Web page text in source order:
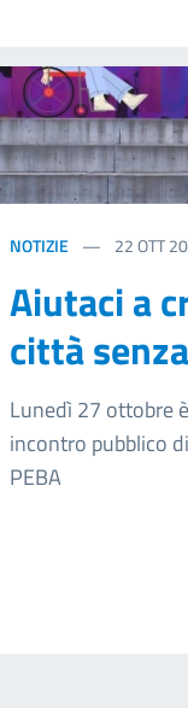
NOTIZIE 22 OTT
Aiutaci a
città
Lunedì 27 ottobre
incontro pubblico
PEBA